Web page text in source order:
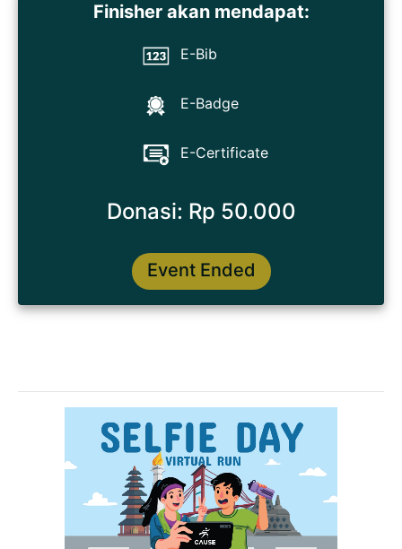
Finisher akan mendapat:
E-Bib
E-Badge
E-Certificate
Donasi: Rp 50.000
Event Ended